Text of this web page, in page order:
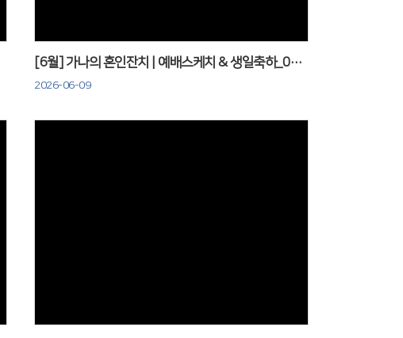
[6월] 가나의 혼인잔치 | 예배스케치 & 생일축하_0607
2026-06-09